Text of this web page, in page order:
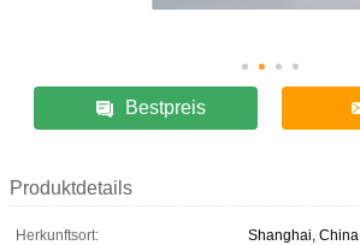
Bestpreis
Produktdetails
Herkunftsort:
Shanghai, China